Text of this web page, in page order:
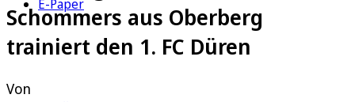
E-Paper
Schommers aus Oberberg
trainiert den 1. FC Düren
Von